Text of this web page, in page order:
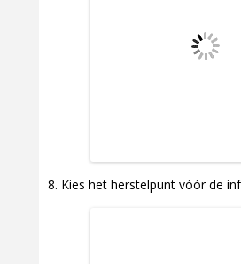
Kies het herstelpunt vóór de